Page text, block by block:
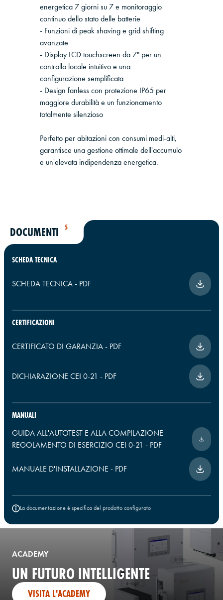
energetica 7 giorni su 7 e monitoraggio
continuo dello stato delle batterie
- Funzioni di peak shaving e grid shifting
avanzate
- Display LCD touchscreen da 7" per un
controllo locale intuitivo e una
configurazione semplificata
- Design fanless con protezione IP65 per
maggiore durabilità e un funzionamento
totalmente silenzioso
Perfetto per abitazioni con consumi medi-alti,
garantisce una gestione ottimale dell'accumulo
e un'elevata indipendenza energetica.
DOCUMENTI 5
SCHEDA TECNICA
SCHEDA TECNICA - PDF
CERTIFICAZIONI
CERTIFICATO DI GARANZIA - PDF
DICHIARAZIONE CEI 0-21 - PDF
MANUALI
GUIDA ALL'AUTOTEST E ALLA COMPILAZIONE
REGOLAMENTO DI ESERCIZIO CEI 0-21 - PDF
MANUALE D'INSTALLAZIONE - PDF
La documentazione è specifica del prodotto configurato
ACADEMY
UN FUTURO INTELLIGENTE
VISITA L'ACADEMY